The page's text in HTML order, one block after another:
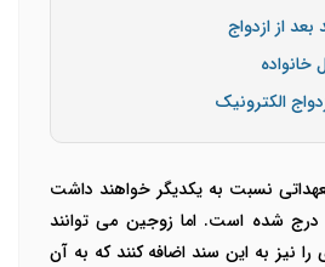
از ازدواج
خانواده
الکترونیک
نسبت به یکدیگر خواهند داشت
درج شده است. اما زوجین می توانند
نیز به این سند اضافه کنند که به آن